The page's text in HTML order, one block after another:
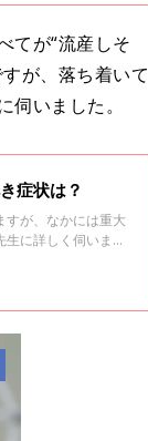
てが“流産しそ
が、落ち着いて
いました。
症状は？
すが、なかには重大
に詳しく伺いまし